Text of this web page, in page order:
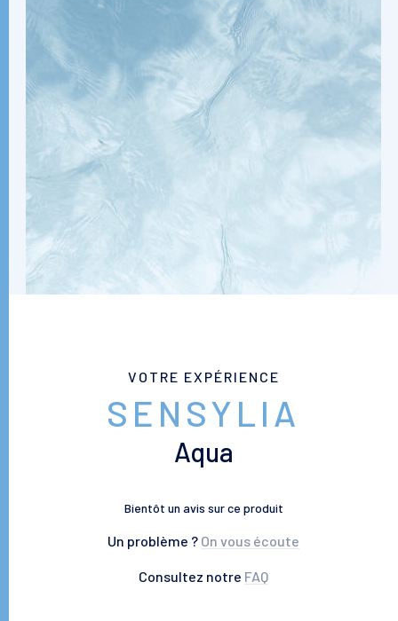
VOTRE EXPÉRIENCE
SENSYLIA
Aqua
Bientôt un avis sur ce produit
Un problème ? On vous écoute
Consultez notre FAQ